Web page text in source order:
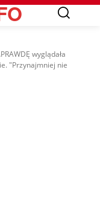
wyglądała
"Przynajmniej nie